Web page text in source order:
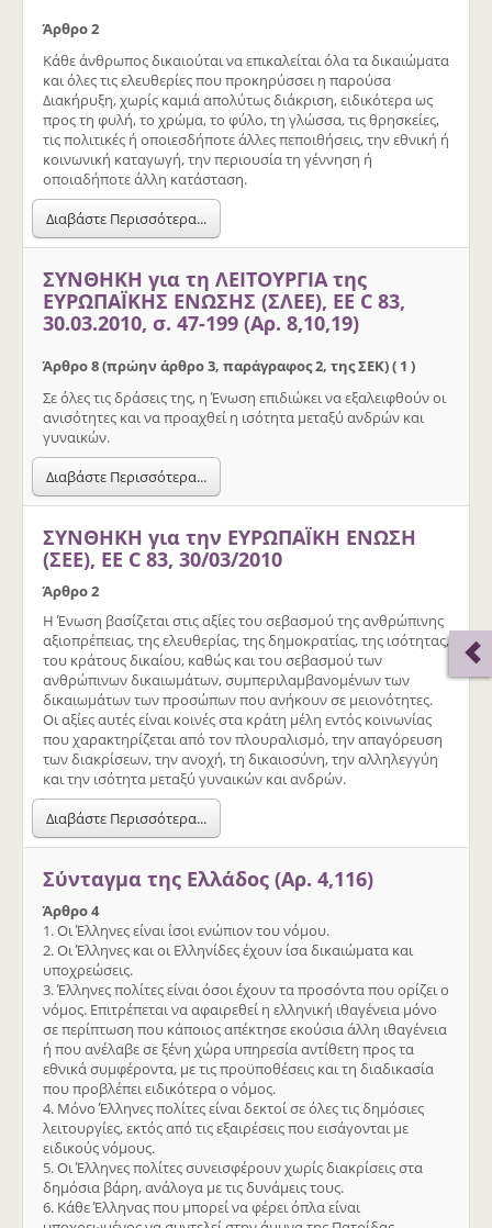
Άρθρο 2
Κάθε άνθρωπος δικαιούται να επικαλείται όλα τα δικαιώματα
και όλες τις ελευθερίες που προκηρύσσει η παρούσα
Διακήρυξη, χωρίς καμιά απολύτως διάκριση, ειδικότερα ως
προς τη φυλή, το χρώμα, το φύλο, τη γλώσσα, τις θρησκείες,
τις πολιτικές ή οποιεσδήποτε άλλες πεποιθήσεις, την εθνική ή
κοινωνική καταγωγή, την περιουσία τη γέννηση ή
οποιαδήποτε άλλη κατάσταση.
Διαβάστε Περισσότερα...
ΣΥΝΘΗΚΗ για τη ΛΕΙΤΟΥΡΓΙΑ της
ΕΥΡΩΠΑΪΚΗΣ ΕΝΩΣΗΣ (ΣΛΕΕ), ΕΕ C 83,
30.03.2010, σ. 47-199 (Αρ. 8,10,19)
Άρθρο 8 (πρώην άρθρο 3, παράγραφος 2, της ΣΕΚ) ( 1 )
Σε όλες τις δράσεις της, η Ένωση επιδιώκει να εξαλειφθούν οι
ανισότητες και να προαχθεί η ισότητα μεταξύ ανδρών και
γυναικών.
Διαβάστε Περισσότερα...
ΣΥΝΘΗΚΗ για την ΕΥΡΩΠΑΪΚΗ ΕΝΩΣΗ
(ΣΕΕ), ΕΕ C 83, 30/03/2010
Άρθρο 2
Η Ένωση βασίζεται στις αξίες του σεβασμού της ανθρώπινης
αξιοπρέπειας, της ελευθερίας, της δημοκρατίας, της ισότητας,
του κράτους δικαίου, καθώς και του σεβασμού των
ανθρώπινων δικαιωμάτων, συμπεριλαμβανομένων των
δικαιωμάτων των προσώπων που ανήκουν σε μειονότητες.
Οι αξίες αυτές είναι κοινές στα κράτη μέλη εντός κοινωνίας
που χαρακτηρίζεται από τον πλουραλισμό, την απαγόρευση
των διακρίσεων, την ανοχή, τη δικαιοσύνη, την αλληλεγγύη
και την ισότητα μεταξύ γυναικών και ανδρών.
Διαβάστε Περισσότερα...
Σύνταγμα της Ελλάδος (Αρ. 4,116)
Άρθρο 4
1. Οι Έλληνες είναι ίσοι ενώπιον του νόμου.
2. Οι Έλληνες και οι Ελληνίδες έχουν ίσα δικαιώματα και
υποχρεώσεις.
3. Έλληνες πολίτες είναι όσοι έχουν τα προσόντα που ορίζει ο
νόμος. Επιτρέπεται να αφαιρεθεί η ελληνική ιθαγένεια μόνο
σε περίπτωση που κάποιος απέκτησε εκούσια άλλη ιθαγένεια
ή που ανέλαβε σε ξένη χώρα υπηρεσία αντίθετη προς τα
εθνικά συμφέροντα, με τις προϋποθέσεις και τη διαδικασία
που προβλέπει ειδικότερα ο νόμος.
4. Μόνο Έλληνες πολίτες είναι δεκτοί σε όλες τις δημόσιες
λειτουργίες, εκτός από τις εξαιρέσεις που εισάγονται με
ειδικούς νόμους.
5. Οι Έλληνες πολίτες συνεισφέρουν χωρίς διακρίσεις στα
δημόσια βάρη, ανάλογα με τις δυνάμεις τους.
6. Κάθε Έλληνας που μπορεί να φέρει όπλα είναι